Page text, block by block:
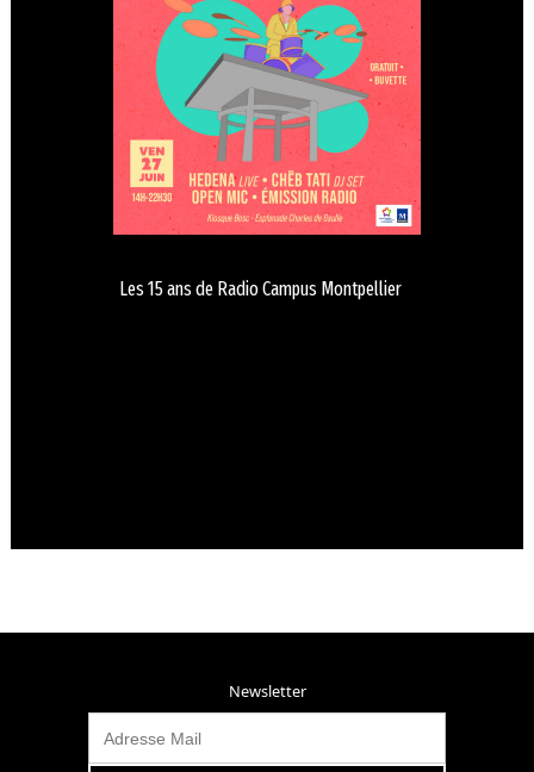
Les 15 ans de Radio Campus Montpellier
Newsletter